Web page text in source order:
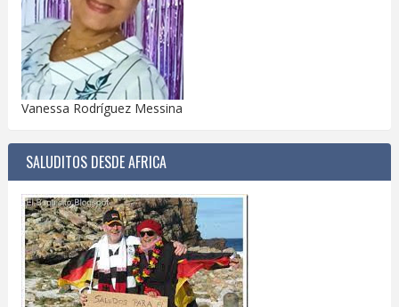
Vanessa Rodríguez Messina
SALUDITOS DESDE AFRICA